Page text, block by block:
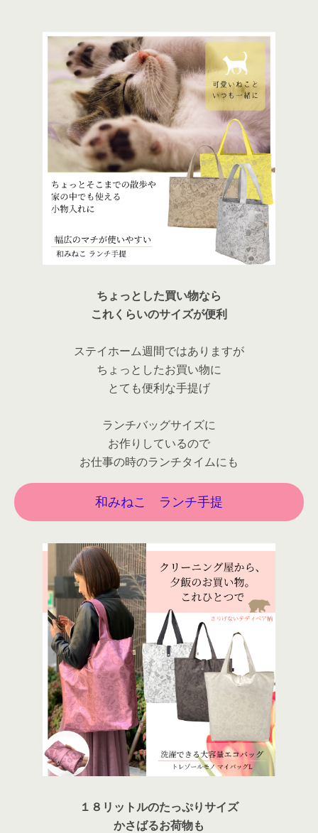
ちょっとした買い物なら
これくらいのサイズが便利
ステイホーム週間ではありますが
ちょっとしたお買い物に
とても便利な手提げ
ランチバッグサイズに
お作りしているので
お仕事の時のランチタイムにも
和みねこ ランチ手提
１８リットルのたっぷりサイズ
かさばるお荷物も